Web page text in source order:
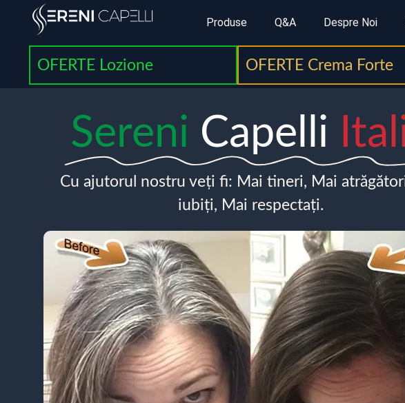
Produse Q&A Despre Noi
OFERTE Lozione OFERTE Crema Forte
Sereni Capelli
Cu ajutorul nostru veți fi: Mai tineri, Mai
iubiți, Mai respectați.